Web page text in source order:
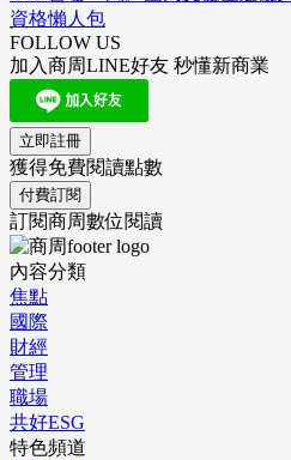
資格懶人包
FOLLOW US
加入商周LINE好友 秒懂新商業
立即註冊
獲得免費閱讀點數
付費訂閱
訂閱商周數位閱讀
內容分類
焦點
國際
財經
管理
職場
共好ESG
特色頻道